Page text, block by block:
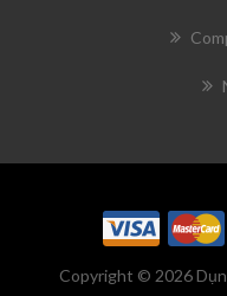
Copyright © 2026